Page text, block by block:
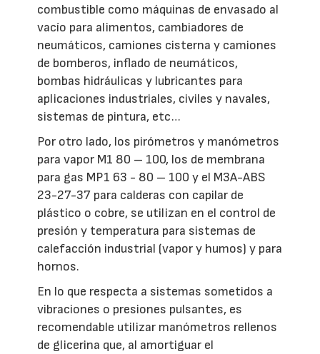
combustible como máquinas de envasado al
vacío para alimentos, cambiadores de
neumáticos, camiones cisterna y camiones
de bomberos, inflado de neumáticos,
bombas hidráulicas y lubricantes para
aplicaciones industriales, civiles y navales,
sistemas de pintura, etc…
Por otro lado, los pirómetros y manómetros
para vapor M1 80 – 100, los de membrana
para gas MP1 63 - 80 – 100 y el M3A-ABS
23-27-37 para calderas con capilar de
plástico o cobre, se utilizan en el control de
presión y temperatura para sistemas de
calefacción industrial (vapor y humos) y para
hornos.
En lo que respecta a sistemas sometidos a
vibraciones o presiones pulsantes, es
recomendable utilizar manómetros rellenos
de glicerina que, al amortiguar el